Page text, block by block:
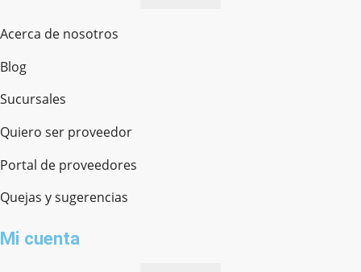
Acerca de nosotros
Blog
Sucursales
Quiero ser proveedor
Portal de proveedores
Quejas y sugerencias
Mi cuenta